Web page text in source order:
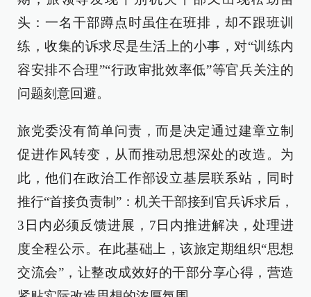
头：一名干部蹲点时虽住在班排，却不跟班训
练，收集的诉求尽是生活上的小事，对“训练内
容安排不合理”“行政审批效率低”等官兵关注的
问题刻意回避。
旅党委没有简单问责，而是决定通过建章立制
促进作风转变，从而推动思想深处的改造。为
此，他们在政治工作部设立基层联系站，同时
推行“首接负责制”：机关干部接到官兵诉求后，
3日内必须反馈进展，7日内推进解决，处理进
度全程公示。在此基础上，该旅定期组织“思想
交流会”，让整改成效好的干部分享心得，营造